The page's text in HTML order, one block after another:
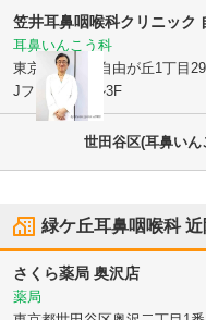
笠井耳鼻咽喉科クリニック
耳鼻いんこう科
東京都目黒区
自由が丘1丁目
Jフロントビル3F
世田谷区(耳鼻い
緑ケ丘耳鼻咽喉科近
さくら薬局 奥沢店
薬局